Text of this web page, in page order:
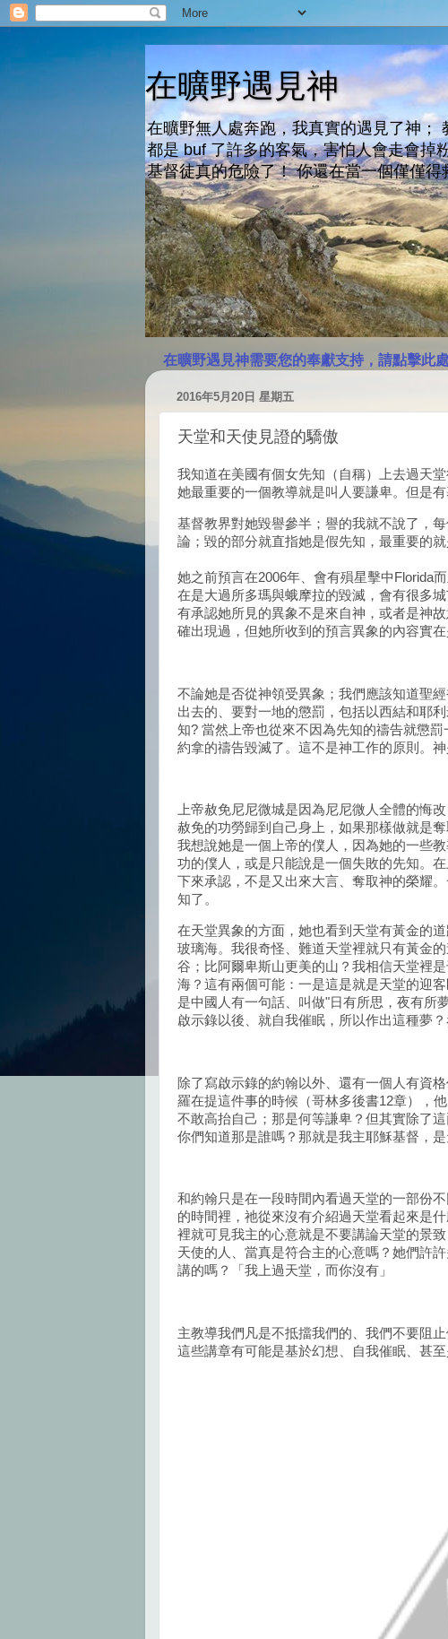
在曠野遇見神
在曠野無人處奔跑，我真實的遇見了神；
都是 buf 了許多的客氣，害怕人會走會掉
基督徒真的危險了！ 你還在當一個僅僅得
在曠野遇見神需要您的奉獻支持，請點擊此
2016年5月20日 星期五
天堂和天使見證的驕傲
我知道在美國有個女先知（自稱）上去過天
她最重要的一個教導就是叫人要謙卑。但是
基督教界對她毀譽參半；譽的我就不說了，
論；毀的部分就直指她是假先知，最重要的
她之前預言在2006年、會有殞星擊中Florida
在是大過所多瑪與蛾摩拉的毀滅，會有很多
有承認她所見的異象不是來自神，或者是神
確出現過，但她所收到的預言異象的內容實在
不論她是否從神領受異象；我們應該知道聖
出去的、要對一地的懲罰，包括以西結和耶
知? 當然上帝也從來不因為先知的禱告就懲
約拿的禱告毀滅了。這不是神工作的原則。
上帝赦免尼尼微城是因為尼尼微人全體的悔
赦免的功勞歸到自己身上，如果那樣做就是
我想說她是一個上帝的僕人，因為她的一些
功的僕人，或是只能說是一個失敗的先知。
下來承認，不是又出來大言、奪取神的榮耀
知了。
在天堂異象的方面，她也看到天堂有黃金的
玻璃海。我很奇怪、難道天堂裡就只有黃金
谷；比阿爾卑斯山更美的山？我相信天堂裡
海？這有兩個可能：一是這是就是天堂的迎
是中國人有一句話、叫做"日有所思，夜有所
啟示錄以後、就自我催眠，所以作出這種夢？
除了寫啟示錄的約翰以外、還有一個人有資
羅在提這件事的時候（哥林多後書12章），
不敢高抬自己；那是何等謙卑？但其實除了
你們知道那是誰嗎？那就是我主耶穌基督，是
和約翰只是在一段時間內看過天堂的一部份
的時間裡，祂從來沒有介紹過天堂看起來是
裡就可見我主的心意就是不要講論天堂的景
天使的人、當真是符合主的心意嗎？她們許
講的嗎？「我上過天堂，而你沒有」
主教導我們凡是不抵擋我們的、我們不要阻
這些講章有可能是基於幻想、自我催眠、甚